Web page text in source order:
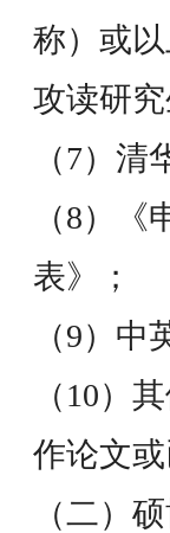
称）或
攻读研究
（7）
（8）
表》；
（9）中
（10）
作论文或
（二）